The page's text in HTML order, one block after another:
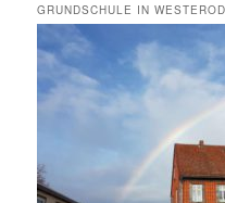
GRUNDSCHULE IN